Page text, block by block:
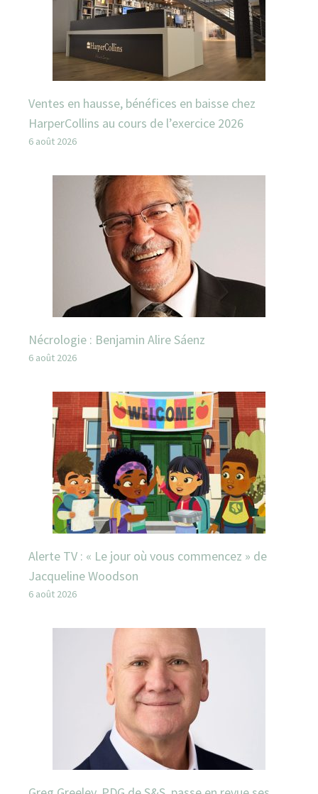
Ventes en hausse, bénéfices en baisse chez
HarperCollins au cours de l’exercice 2026
6 août 2026
Nécrologie : Benjamin Alire Sáenz
6 août 2026
Alerte TV : « Le jour où vous commencez » de
Jacqueline Woodson
6 août 2026